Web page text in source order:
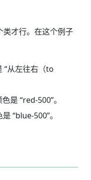
类才行。在这个例子
“从左往右（to
是 “red-500”。
“blue-500”。